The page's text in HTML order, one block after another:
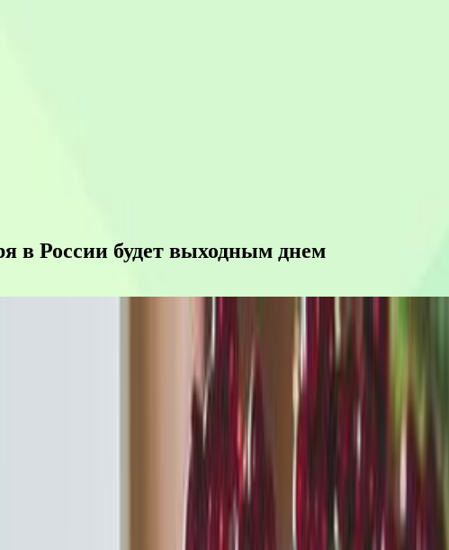
в России будет выходным днем